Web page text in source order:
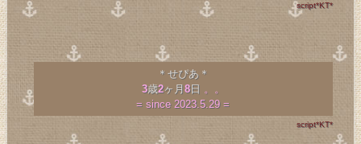
script*KT*
＊せぴあ＊
3歳2ヶ月8日 。。
= since 2023.5.29 =
script*KT*